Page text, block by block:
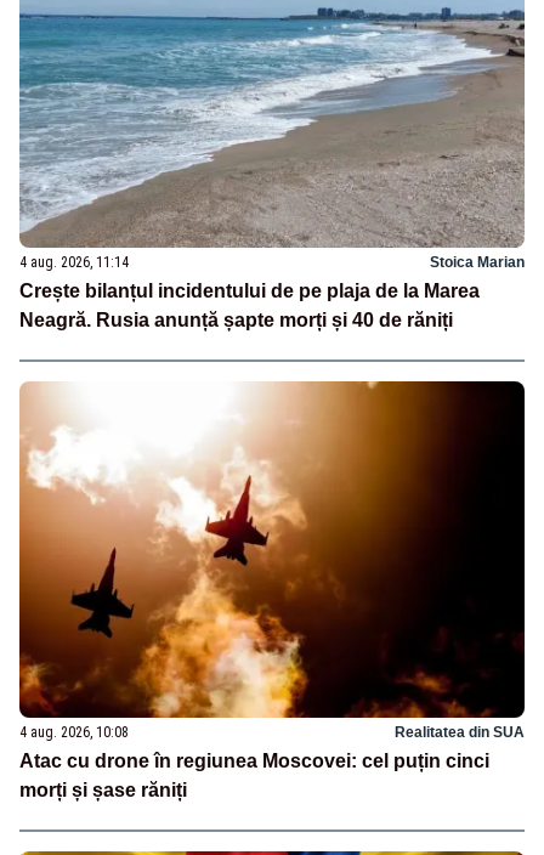
4 aug. 2026, 11:14 Stoica Marian
Crește bilanțul incidentului de pe plaja de la Marea
Neagră. Rusia anunță șapte morți și 40 de răniți
4 aug. 2026, 10:08 Realitatea din SUA
Atac cu drone în regiunea Moscovei: cel puțin cinci
morți și șase răniți